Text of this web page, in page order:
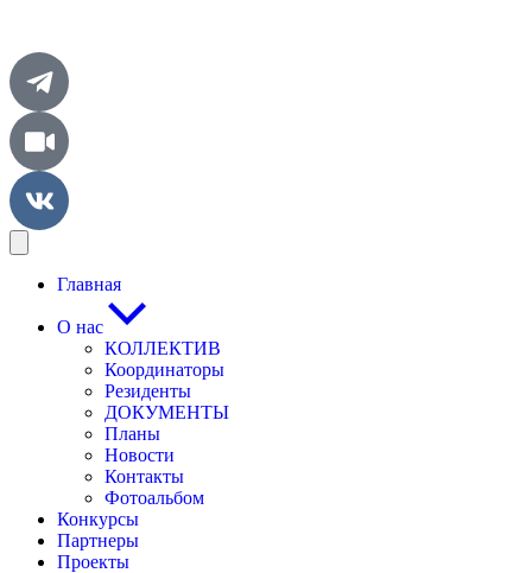
Главная
О нас
КОЛЛЕКТИВ
Координаторы
Резиденты
ДОКУМЕНТЫ
Планы
Новости
Контакты
Фотоальбом
Конкурсы
Партнеры
Проекты